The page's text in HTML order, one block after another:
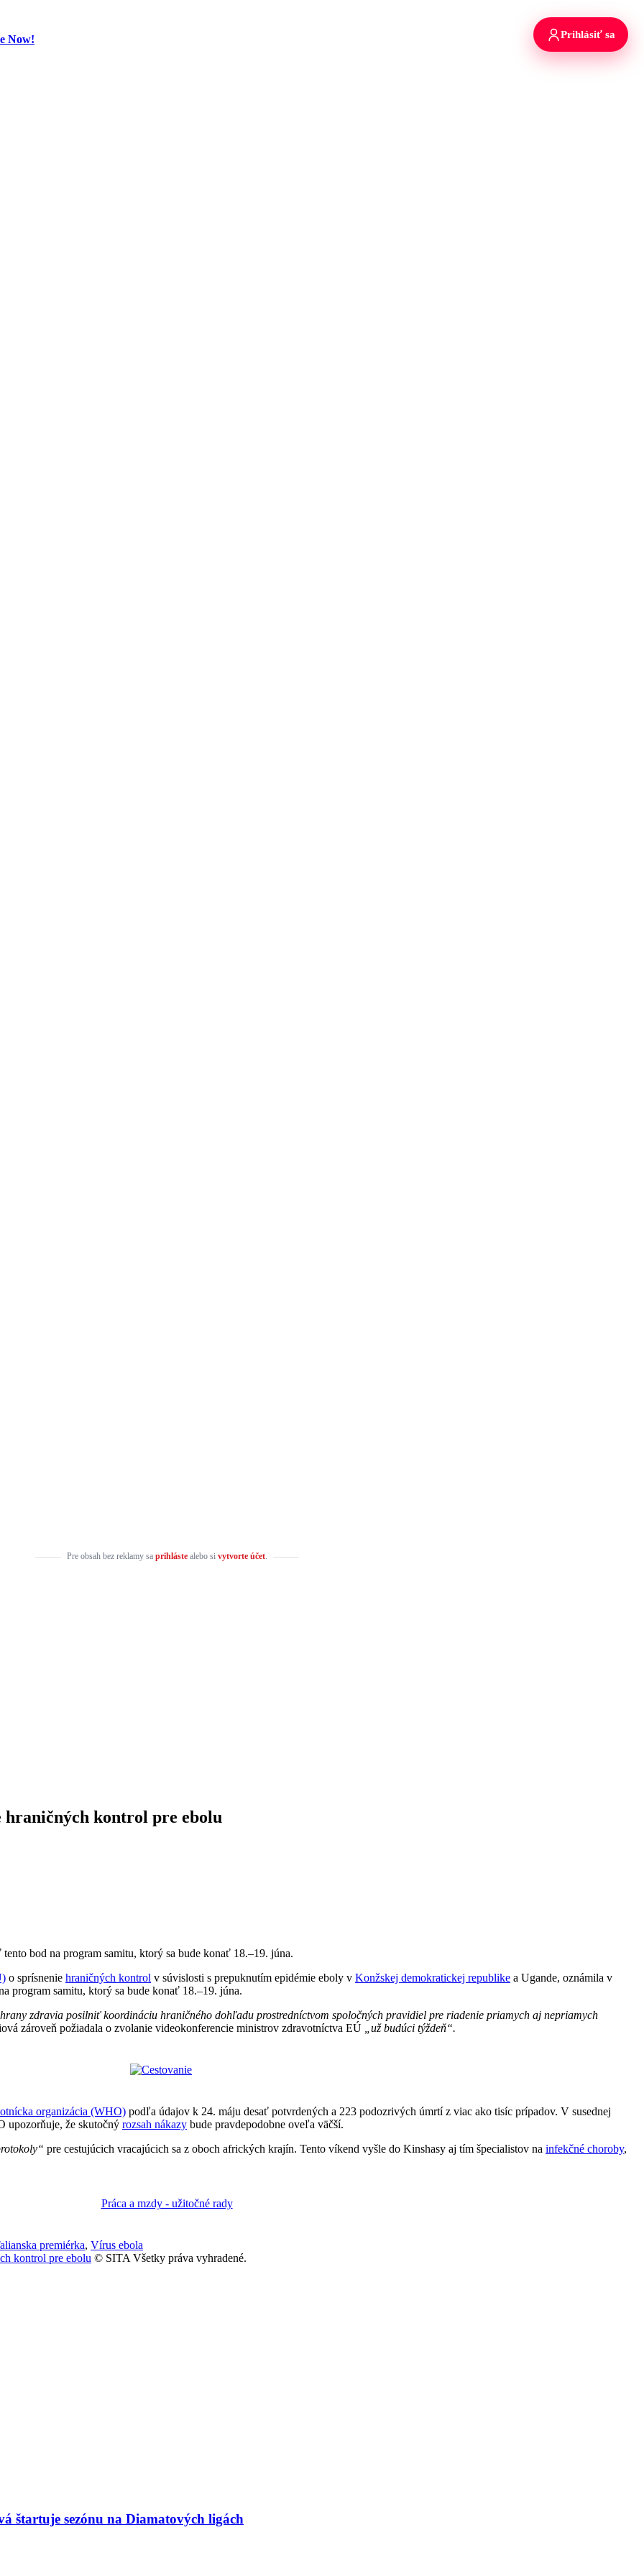
Now!
Pre obsah bez reklamy sa prihlástealebo si vytvorte účet.
hraničných kontrol pre ebolu
bod na program samitu, ktorý sa bude konať 18.–19. júna.
o sprísnenie hraničných kontrol v súvislosti s prepuknutím epidémie eboly v Konžskej demokratickej republike a Ugande, oznámila v
program samitu, ktorý sa bude konať 18.–19. júna.
zdravia posilniť koordináciu hraničného dohľadu prostredníctvom spoločných pravidiel pre riadenie priamych aj nepriamych
zároveň požiadala o zvolanie videokonferencie ministrov zdravotníctva EÚ „už budúci týždeň“.
organizácia (WHO) podľa údajov k 24. máju desať potvrdených a 223 podozrivých úmrtí z viac ako tisíc prípadov. V susednej
upozorňuje, že skutočný rozsah nákazy bude pravdepodobne oveľa väčší.
pre cestujúcich vracajúcich sa z oboch afrických krajín. Tento víkend vyšle do Kinshasy aj tím špecialistov na infekčné choroby,
premiérka, Vírus ebola
kontrol pre ebolu © SITA Všetky práva vyhradené.
štartuje sezónu na Diamatových ligách
Prihlásiť sa